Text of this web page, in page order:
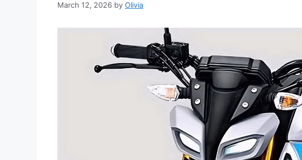
March 12, 2026 by Olivia